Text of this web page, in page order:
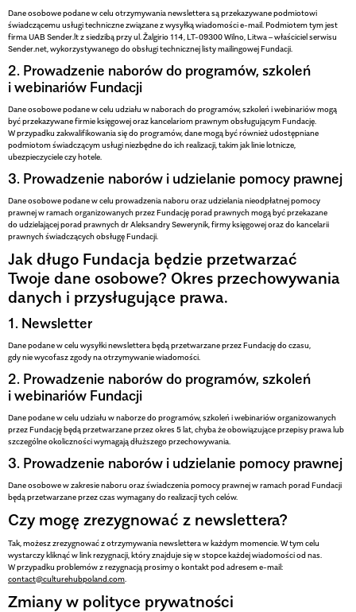
Dane osobowe podane w celu otrzymywania newslettera są przekazywane podmiotowi
świadczącemu usługi techniczne związane z wysyłką wiadomości e-mail. Podmiotem tym jest
firma UAB Sender.lt z siedzibą przy ul. Žalgirio 114, LT-09300 Wilno, Litwa – właściciel serwisu
Sender.net, wykorzystywanego do obsługi technicznej listy mailingowej Fundacji.
2. Prowadzenie naborów do programów, szkoleń
i webinariów Fundacji
Dane osobowe podane w celu udziału w naborach do programów, szkoleń i webinariów mogą
być przekazywane firmie księgowej oraz kancelariom prawnym obsługującym Fundację.
W przypadku zakwalifikowania się do programów, dane mogą być również udostępniane
podmiotom świadczącym usługi niezbędne do ich realizacji, takim jak linie lotnicze,
ubezpieczyciele czy hotele.
3. Prowadzenie naborów i udzielanie pomocy prawnej
Dane osobowe podane w celu prowadzenia naboru oraz udzielania nieodpłatnej pomocy
prawnej w ramach organizowanych przez Fundację porad prawnych mogą być przekazane
do udzielającej porad prawnych dr Aleksandry Sewerynik, firmy księgowej oraz do kancelarii
prawnych świadczących obsługę Fundacji.
Jak długo Fundacja będzie przetwarzać
Twoje dane osobowe? Okres przechowywania
danych i przysługujące prawa.
1. Newsletter
Dane podane w celu wysyłki newslettera będą przetwarzane przez Fundację do czasu,
gdy nie wycofasz zgody na otrzymywanie wiadomości.
2. Prowadzenie naborów do programów, szkoleń
i webinariów Fundacji
Dane podane w celu udziału w naborze do programów, szkoleń i webinariów organizowanych
przez Fundację będą przetwarzane przez okres 5 lat, chyba że obowiązujące przepisy prawa lub
szczególne okoliczności wymagają dłuższego przechowywania.
3. Prowadzenie naborów i udzielanie pomocy prawnej
Dane osobowe w zakresie naboru oraz świadczenia pomocy prawnej w ramach porad Fundacji
będą przetwarzane przez czas wymagany do realizacji tych celów.
Czy mogę zrezygnować z newslettera?
Tak, możesz zrezygnować z otrzymywania newslettera w każdym momencie. W tym celu
wystarczy kliknąć w link rezygnacji, który znajduje się w stopce każdej wiadomości od nas.
W przypadku problemów z rezygnacją prosimy o kontakt pod adresem e-mail:
contact@culturehubpoland.com
Zmiany w polityce prywatności